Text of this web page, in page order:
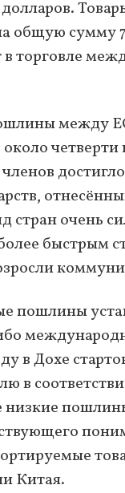
сумму
торговле
между
около
членов
стран очень
быстрым
пошлины
в Дохе
в
низкие
Китая.